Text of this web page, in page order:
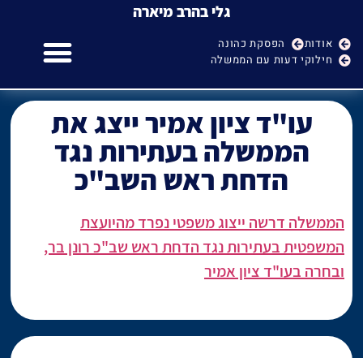
גלי בהרב מיארה
אודות
הפסקת כהונה
חילוקי דעות עם הממשלה
עו"ד ציון אמיר ייצג את
הממשלה בעתירות נגד
הדחת ראש השב"כ
הממשלה דרשה ייצוג משפטי נפרד מהיועצת
המשפטית בעתירות נגד הדחת ראש שב"כ רונן בר,
ובחרה בעו"ד ציון אמיר